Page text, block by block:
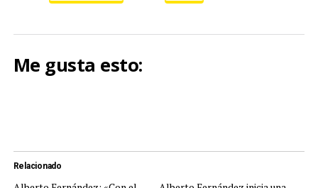
Me gusta esto:
Relacionado